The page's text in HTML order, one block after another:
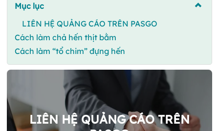
Mục lục
LIÊN HỆ QUẢNG CÁO TRÊN PASGO
Cách làm chả hến thịt bằm
Cách làm “tổ chim” đựng hến
LIÊN HỆ QUẢNG CÁO TRÊN